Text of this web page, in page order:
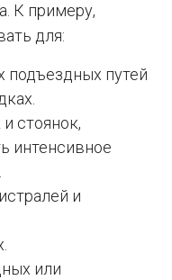
К примеру,
для:
подъездных путей
стоянок,
интенсивное
и
или